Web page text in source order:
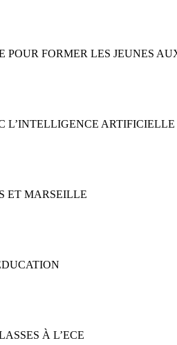
FORMER LES JEUNES
L’INTELLIGENCE
ET MARSEILLE
À L’ECE